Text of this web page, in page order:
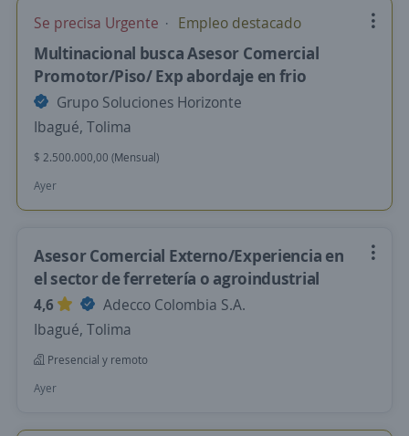
Se precisa Urgente Empleo destacado
Multinacional busca Asesor Comercial
Promotor/Piso/ Exp abordaje en frio
Grupo Soluciones Horizonte
Ibagué, Tolima
$ 2.500.000,00 (Mensual)
Ayer
Asesor Comercial Externo/Experiencia en
el sector de ferretería o agroindustrial
4,6
Adecco Colombia S.A.
Ibagué, Tolima
Presencial y remoto
Ayer